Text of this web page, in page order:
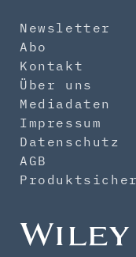
Newsletter
Abo
Kontakt
Über uns
Mediadaten
Impressum
Datenschutz
AGB